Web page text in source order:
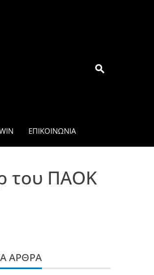
ΕΠΙΚΟΙΝΩΝΊΑ
του ΠΑΟΚ
ΆΡΘΡΑ